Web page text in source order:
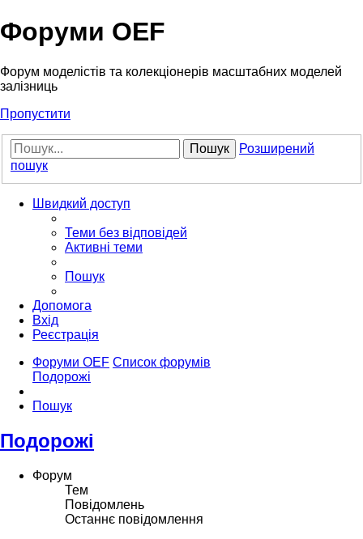
Форуми OEF
Форум моделістів та колекціонерів масштабних моделей
залізниць
Пропустити
Пошук
Розширений
пошук
Швидкий доступ
Теми без відповідей
Активні теми
Пошук
Допомога
Вхід
Реєстрація
Форуми OEF Список форумів
Подорожі
Пошук
Подорожі
Форум
Тем
Повідомлень
Останнє повідомлення